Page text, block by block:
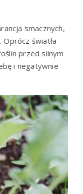
smacznych,
światła
przed silnym
i negatywnie